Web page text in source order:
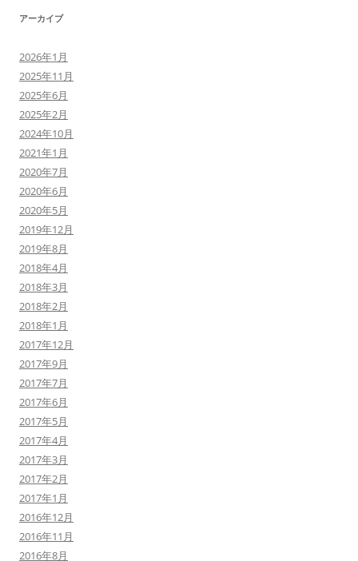
アーカイブ
2026年1月
2025年11月
2025年6月
2025年2月
2024年10月
2021年1月
2020年7月
2020年6月
2020年5月
2019年12月
2019年8月
2018年4月
2018年3月
2018年2月
2018年1月
2017年12月
2017年9月
2017年7月
2017年6月
2017年5月
2017年4月
2017年3月
2017年2月
2017年1月
2016年12月
2016年11月
2016年8月